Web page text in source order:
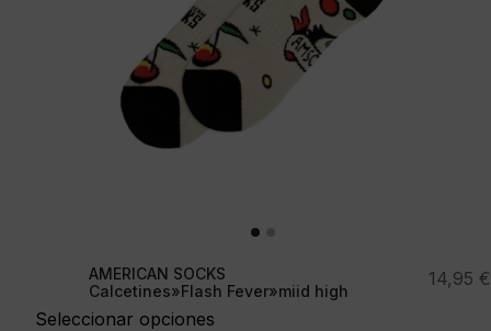
AMERICAN SOCKS
Calcetines»Flash Fever»miid high
Seleccionar opciones
14,95 €